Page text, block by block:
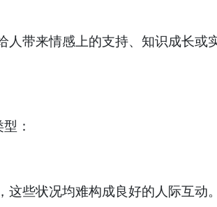
来情感上的支持、知识成长或
：
些状况均难构成良好的人际互动。